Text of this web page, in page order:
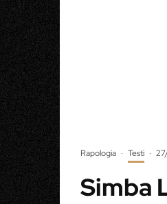
Rapologia · Testi ·
Simba